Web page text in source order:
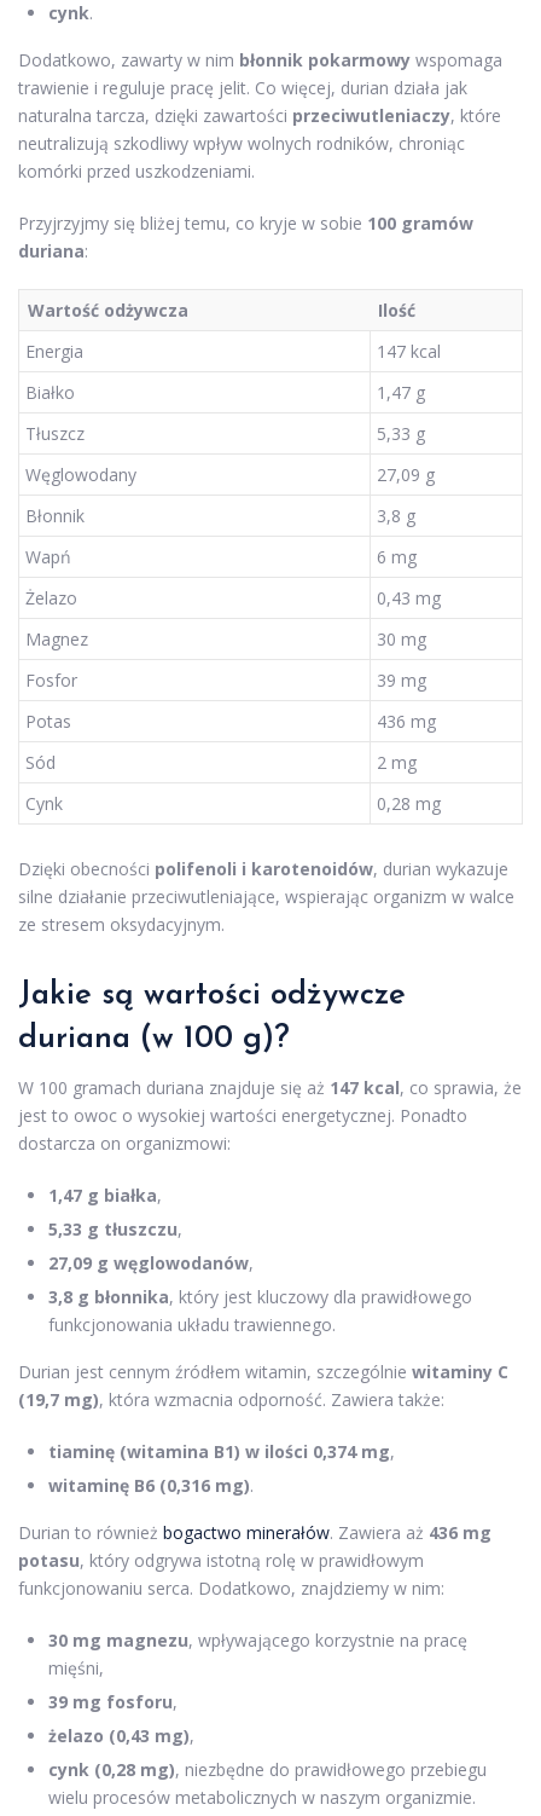
cynk.
Dodatkowo, zawarty w nim błonnik pokarmowy wspomaga
trawienie i reguluje pracę jelit. Co więcej, durian działa jak
naturalna tarcza, dzięki zawartości przeciwutleniaczy, które
neutralizują szkodliwy wpływ wolnych rodników, chroniąc
komórki przed uszkodzeniami.
Przyjrzyjmy się bliżej temu, co kryje w sobie 100 gramów
duriana:
Wartość odżywcza
Ilość
Energia
147 kcal
Białko
1,47 g
Tłuszcz
5,33 g
Węglowodany
27,09 g
Błonnik
3,8 g
Wapń
6 mg
Żelazo
0,43 mg
Magnez
30 mg
Fosfor
39 mg
Potas
436 mg
Sód
2 mg
Cynk
0,28 mg
Dzięki obecności polifenoli i karotenoidów, durian wykazuje
silne działanie przeciwutleniające, wspierając organizm w walce
ze stresem oksydacyjnym.
Jakie są wartości odżywcze
duriana (w 100 g)?
W 100 gramach duriana znajduje się aż 147 kcal, co sprawia, że
jest to owoc o wysokiej wartości energetycznej. Ponadto
dostarcza on organizmowi:
1,47 g białka,
5,33 g tłuszczu,
27,09 g węglowodanów,
3,8 g błonnika, który jest kluczowy dla prawidłowego
funkcjonowania układu trawiennego.
Durian jest cennym źródłem witamin, szczególnie witaminy C
(19,7 mg), która wzmacnia odporność. Zawiera także:
tiaminę (witamina B1) w ilości 0,374 mg,
witaminę B6 (0,316 mg).
Durian to również bogactwo minerałów. Zawiera aż 436 mg
potasu, który odgrywa istotną rolę w prawidłowym
funkcjonowaniu serca. Dodatkowo, znajdziemy w nim:
30 mg magnezu, wpływającego korzystnie na pracę
mięśni,
39 mg fosforu,
żelazo (0,43 mg),
cynk (0,28 mg), niezbędne do prawidłowego przebiegu
wielu procesów metabolicznych w naszym organizmie.